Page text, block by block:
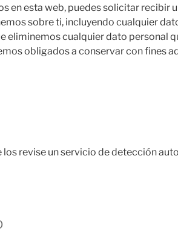
en esta web, puedes solicitar recibir
sobre ti, incluyendo cualquier
eliminemos cualquier dato personal
obligados a conservar con fines
revise un servicio de detección